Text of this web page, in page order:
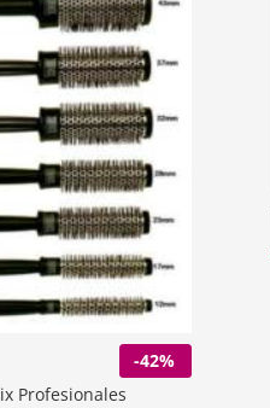
-42%
Profesionales